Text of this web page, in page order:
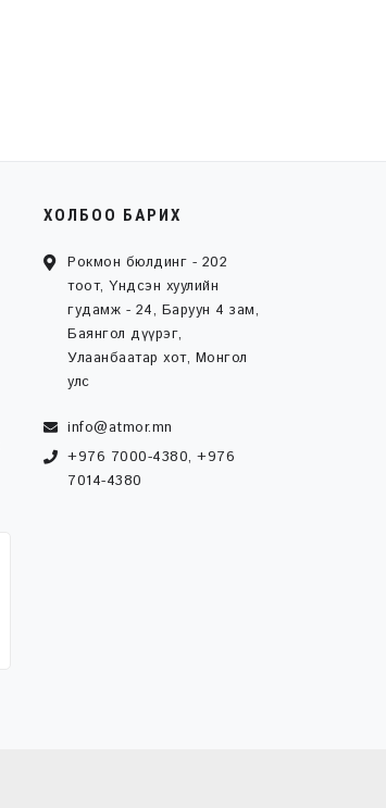
ХОЛБОО БАРИХ
Рокмон бюлдинг - 202
тоот, Үндсэн хуулийн
гудамж - 24, Баруун 4 зам,
Баянгол дүүрэг,
Улаанбаатар хот, Монгол
улс
info@atmor.mn
+976 7000-4380, +976
7014-4380